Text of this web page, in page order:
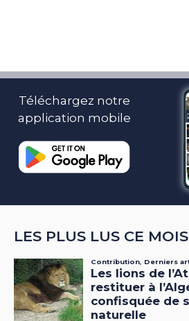
Téléchargez notre
application mobile
LES PLUS LUS CE MOIS